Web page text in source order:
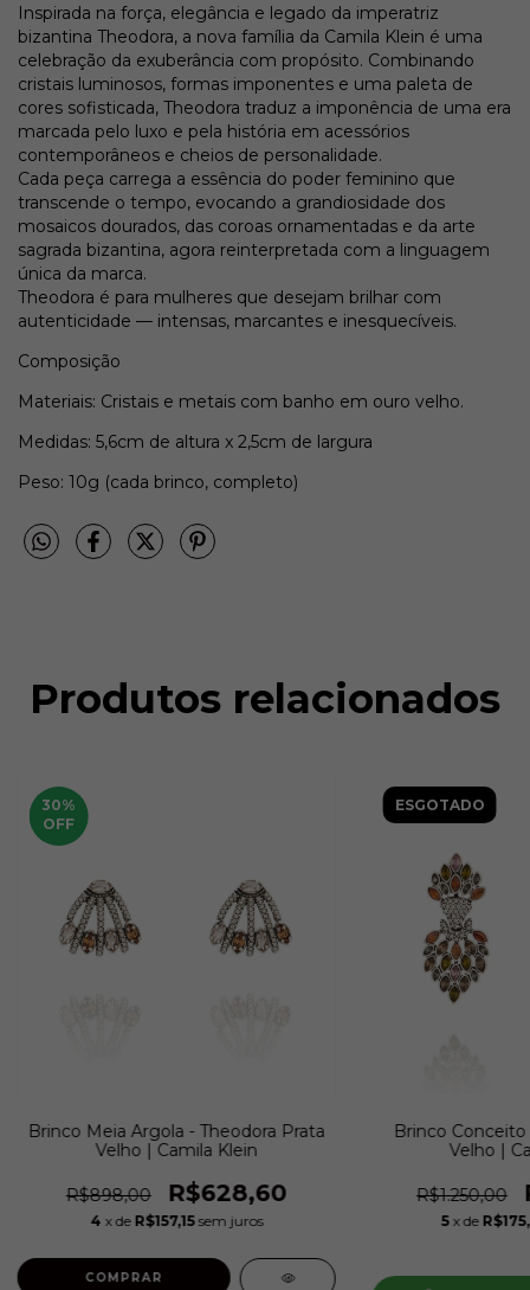
Inspirada na força, elegância e legado da imperatriz
bizantina Theodora, a nova família da Camila Klein é uma
celebração da exuberância com propósito. Combinando
cristais luminosos, formas imponentes e uma paleta de
cores sofisticada, Theodora traduz a imponência de uma era
marcada pelo luxo e pela história em acessórios
contemporâneos e cheios de personalidade.
Cada peça carrega a essência do poder feminino que
transcende o tempo, evocando a grandiosidade dos
mosaicos dourados, das coroas ornamentadas e da arte
sagrada bizantina, agora reinterpretada com a linguagem
única da marca.
Theodora é para mulheres que desejam brilhar com
autenticidade — intensas, marcantes e inesquecíveis.
Composição
Materiais: Cristais e metais com banho em ouro velho.
Medidas: 5,6cm de altura x 2,5cm de largura
Peso: 10g (cada brinco, completo)
Produtos relacionados
30%
OFF
Brinco Meia Argola - Theodora Prata
Velho | Camila Klein
R$898,00 R$628,60
4 x de R$157,15 sem juros
ESGOTADO
Brinco
Velho |
R$1.250,00
5 x de